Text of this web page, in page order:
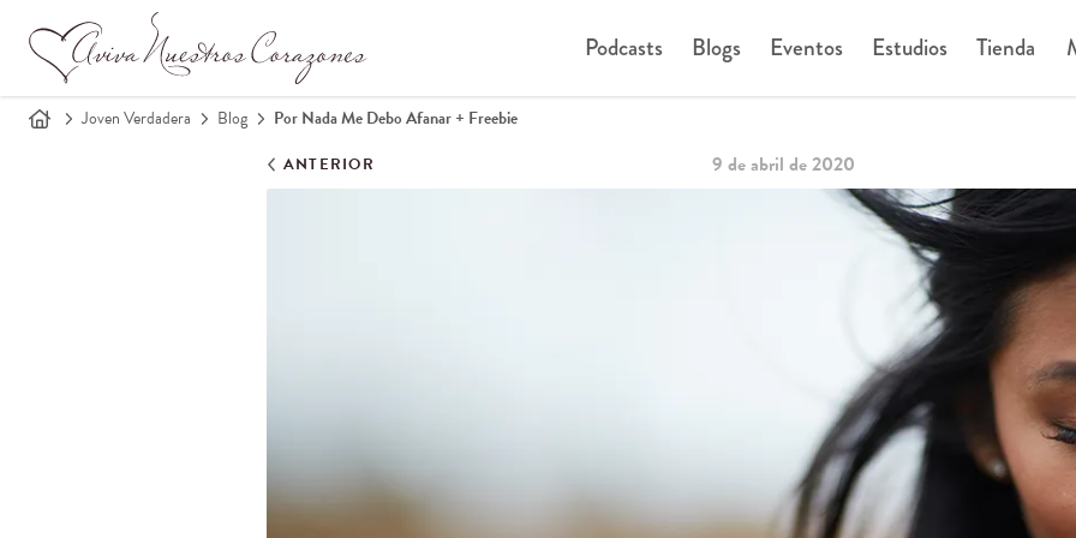
Podcasts Blogs Eventos Estudios Tienda
Joven Verdadera Blog Por Nada Me Debo Afanar + Freebie
ANTERIOR 9 de abril de 2020